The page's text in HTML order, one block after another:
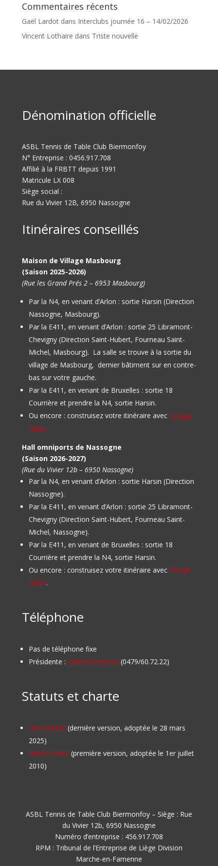
Commentaires récents
Gaël Lardotdans Interclubs journée 16 – 14/02/2026
Vincent Lothaire dans Triste nouvelle
Dénomination officielle
ASBL Tennis de Table Club Biermonfoy
N° Entreprise : 0456.917.708
Affilié à la FRBTT depuis 1991
Matricule LX 008
Siège social :
Rue du Vivier 12B, 6950 Nassogne
Itinéraires conseillés
Maison de Village Masbourg
(Saison 2025-2026)
(Rue les Grand Prés 2 – 6953 Masbourg)
Par la N4, en venant d’Arlon : sortie Harsin (Direction
Nassogne, Masbourg).
Par la E411, en venant d’Arlon : sortie 25 Libramont-
Chevigny (Direction Saint-Hubert, Fourneau Saint-
Michel, Masbourg). La salle se trouve à la sortie du
village de Masbourg, dernier bâtiment sur en contre-
bas sur votre gauche.
Par la E411, en venant de Bruxelles : sortie 18
Courrière et prendre la N4, sortie Harsin.
Ou encore : construisez votre itinéraire avec Google
Maps
Hall omniports de Nassogne
(Saison 2026-2027)
(Rue du Vivier 12b – 6950 Nassogne)
Par la N4, en venant d’Arlon : sortie Harsin (Direction
Nassogne).
Par la E411, en venant d’Arlon : sortie 25 Libramont-
Chevigny (Direction Saint-Hubert, Fourneau Saint-
Michel, Nassogne).
Par la E411, en venant de Bruxelles : sortie 18
Courrière et prendre la N4, sortie Harsin.
Ou encore : construisez votre itinéraire avec Google
Maps.
Téléphone
Pas de téléphone fixe
Présidente : Valérie Dedriche (0479/60.72.22)
Statuts et charte
Nos statuts (dernière version, adoptée le 28 mars
2025)
Notre charte (première version, adoptée le 1er juillet
2010)
ASBL Tennis de Table Club Biermonfoy – Siège : Rue
du Vivier 12b, 6950 Nassogne
Numéro d’entreprise : 456.917.708
RPM : Tribunal de l’Entreprise de Liège Division
Marche-en-Famenne